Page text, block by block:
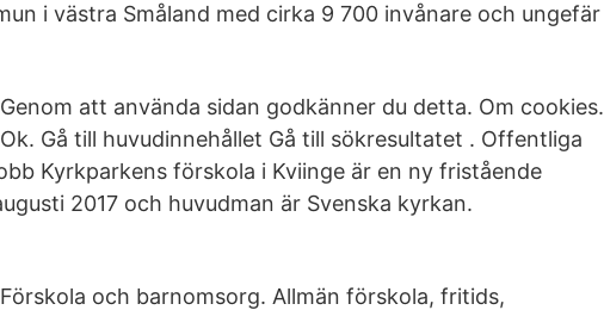
i västra Småland med cirka 9 700 invånare och ungefär
Genom att använda sidan godkänner du detta. Om cookies.
Ok. Gå till huvudinnehållet Gå till sökresultatet . Offentliga
Kyrkparkens förskola i Kviinge är en ny fristående
2017 och huvudman är Svenska kyrkan.
Förskola och barnomsorg. Allmän förskola, fritids,